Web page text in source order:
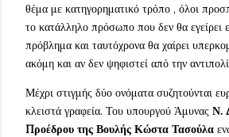
θέμα με κατηγορηματικό τρόπο , όλοι
το κατάλληλο πρόσωπο που δεν θα εγείρει
πρόβλημα και ταυτόχρονα θα χαίρει
ακόμη και αν δεν ψηφιστεί από την
Μέχρι στιγμής δύο ονόματα συζητούνται
κλειστά γραφεία. Του υπουργού Άμυνας Ν.
Προέδρου της Βουλής Κώστα Τασούλα